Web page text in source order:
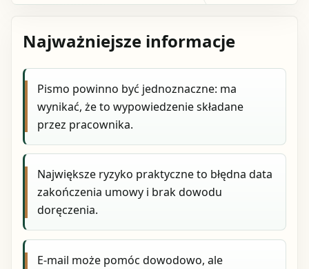
Najważniejsze informacje
Pismo powinno być jednoznaczne: ma
wynikać, że to wypowiedzenie składane
przez pracownika.
Największe ryzyko praktyczne to błędna data
zakończenia umowy i brak dowodu
doręczenia.
E-mail może pomóc dowodowo, ale